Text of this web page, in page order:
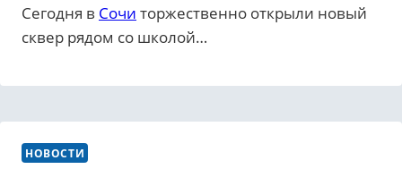
Сегодня в Сочи торжественно открыли новый
сквер рядом со школой…
НОВОСТИ